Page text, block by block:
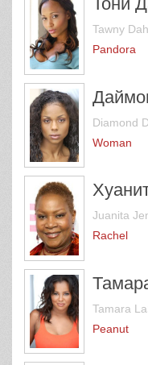
Tawny
Pandora
Diamond
Woman
Juanita
Rachel
Tamara
Peanut